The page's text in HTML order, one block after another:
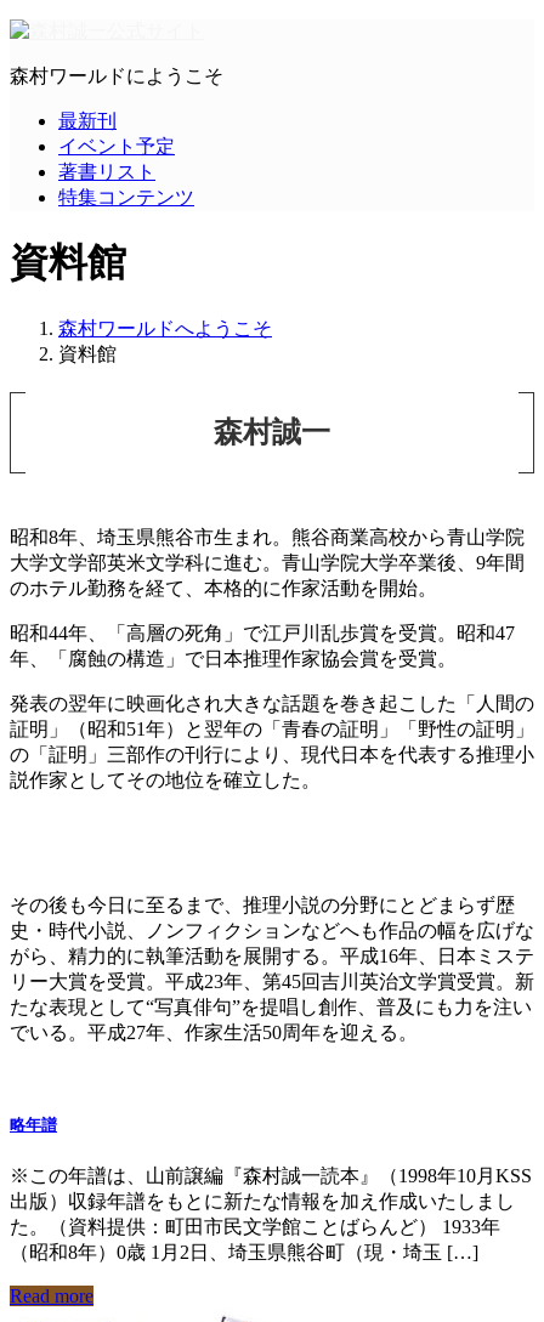
森村ワールドにようこそ
最新刊
イベント予定
著書リスト
特集コンテンツ
資料館
森村ワールドへようこそ
資料館
森村誠一
昭和8年、埼玉県熊谷市生まれ。熊谷商業高校から青山学院
大学文学部英米文学科に進む。青山学院大学卒業後、9年間
のホテル勤務を経て、本格的に作家活動を開始。
昭和44年、「高層の死角」で江戸川乱歩賞を受賞。昭和47
年、「腐蝕の構造」で日本推理作家協会賞を受賞。
発表の翌年に映画化され大きな話題を巻き起こした「人間の
証明」（昭和51年）と翌年の「青春の証明」「野性の証明」
の「証明」三部作の刊行により、現代日本を代表する推理小
説作家としてその地位を確立した。
その後も今日に至るまで、推理小説の分野にとどまらず歴
史・時代小説、ノンフィクションなどへも作品の幅を広げな
がら、精力的に執筆活動を展開する。平成16年、日本ミステ
リー大賞を受賞。平成23年、第45回吉川英治文学賞受賞。新
たな表現として“写真俳句”を提唱し創作、普及にも力を注い
でいる。平成27年、作家生活50周年を迎える。
略年譜
※この年譜は、山前譲編『森村誠一読本』（1998年10月KSS
出版）収録年譜をもとに新たな情報を加え作成いたしまし
た。（資料提供：町田市民文学館ことばらんど） 1933年
（昭和8年）0歳 1月2日、埼玉県熊谷町（現・埼玉 […]
Read more